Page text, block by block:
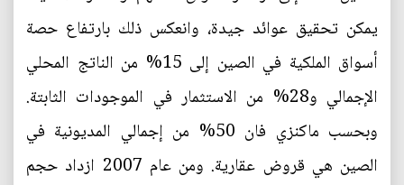
يمكن تحقيق عوائد جيدة، وانعكس ذلك بارتفاع حصة
أسواق الملكية في الصين إلى 15% من الناتج المحلي
الإجمالي و28% من الاستثمار في الموجودات الثابتة.
وبحسب ماكنزي فان 50% من إجمالي المديونية في
الصين هي قروض عقارية. ومن عام 2007 ازداد حجم